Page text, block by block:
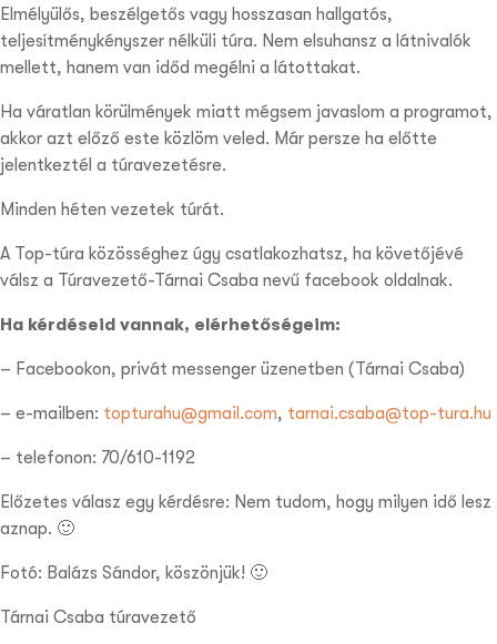
Elmélyülős, beszélgetős vagy hosszasan hallgatós,
teljesítménykényszer nélküli túra. Nem elsuhansz a látnivalók
mellett, hanem van időd megélni a látottakat.
Ha váratlan körülmények miatt mégsem javaslom a programot,
akkor azt előző este közlöm veled. Már persze ha előtte
jelentkeztél a túravezetésre.
Minden héten vezetek túrát.
A Top-túra közösséghez úgy csatlakozhatsz, ha követőjévé
válsz a Túravezető-Tárnai Csaba nevű facebook oldalnak.
Ha kérdéseid vannak, elérhetőségeim:
– Facebookon, privát messenger üzenetben (Tárnai Csaba)
– e-mailben: topturahu@gmail.com, tarnai.csaba@top-tura.hu
– telefonon: 70/610-1192
Előzetes válasz egy kérdésre: Nem tudom, hogy milyen idő lesz
aznap. 🙂
Fotó: Balázs Sándor, köszönjük! 🙂
Tárnai Csaba túravezető